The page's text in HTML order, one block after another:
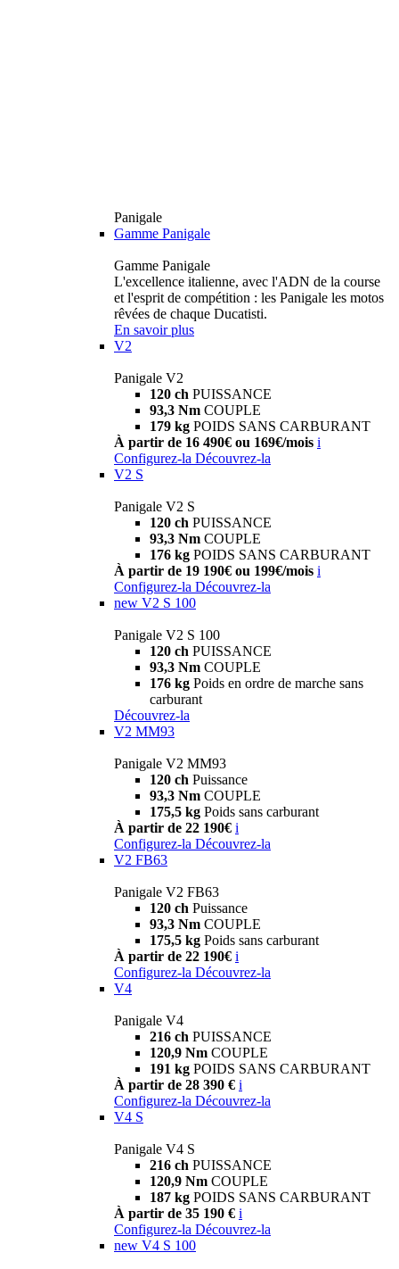
Panigale
Gamme Panigale
Gamme Panigale
L'excellence italienne, avec l'ADN de la course
et l'esprit de compétition : les Panigale les motos
rêvées de chaque Ducatisti.
En savoir plus
V2
Panigale V2
120 ch PUISSANCE
93,3 Nm COUPLE
179 kg POIDS SANS CARBURANT
À partir de 16 490€ ou 169€/mois i
Configurez-la Découvrez-la
V2 S
Panigale V2 S
120 ch PUISSANCE
93,3 Nm COUPLE
176 kg POIDS SANS CARBURANT
À partir de 19 190€ ou 199€/mois i
Configurez-la Découvrez-la
new V2 S 100
Panigale V2 S 100
120 ch PUISSANCE
93,3 Nm COUPLE
176 kg Poids en ordre de marche sans
carburant
Découvrez-la
V2 MM93
Panigale V2 MM93
120 ch Puissance
93,3 Nm COUPLE
175,5 kg Poids sans carburant
À partir de 22 190€ i
Configurez-la Découvrez-la
V2 FB63
Panigale V2 FB63
120 ch Puissance
93,3 Nm COUPLE
175,5 kg Poids sans carburant
À partir de 22 190€ i
Configurez-la Découvrez-la
V4
Panigale V4
216 ch PUISSANCE
120,9 Nm COUPLE
191 kg POIDS SANS CARBURANT
À partir de 28 390 € i
Configurez-la Découvrez-la
V4 S
Panigale V4 S
216 ch PUISSANCE
120,9 Nm COUPLE
187 kg POIDS SANS CARBURANT
À partir de 35 190 € i
Configurez-la Découvrez-la
new V4 S 100